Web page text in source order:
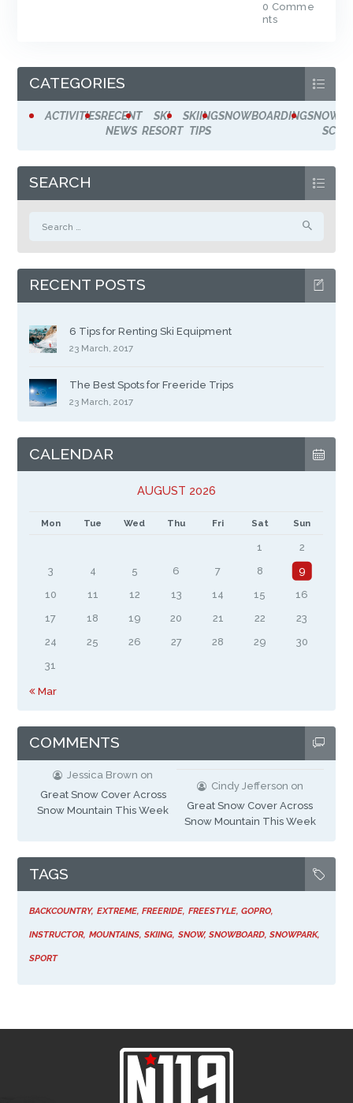
0 Comme
nts
CATEGORIES
ACTIVITIESRECENT
NEWS
SKI
RESORT
SKIING
TIPS
SNOWBOARDING
SEARCH
RECENT POSTS
6 Tips for Renting Ski Equipment
23 March, 2017
The Best Spots for Freeride Trips
23 March, 2017
CALENDAR
AUGUST 2026
Mon Tue Wed Thu Fri Sat Sun
1
2
3
4 5 6 7 8
9
10
11 12 13 14 15
16
17
18 19 20 21 22
23
24
25 26 27 28 29
30
31
« Mar
COMMENTS
Jessica Brown on
Great Snow Cover Across
Snow Mountain This Week
Cindy Jefferson on
Great Snow Cover Across
Snow Mountain This Week
TAGS
BACKCOUNTRY EXTREME FREERIDE FREESTYLE GOPRO
INSTRUCTOR MOUNTAINS SKIING SNOW SNOWBOARD SNOWPARK
SPORT